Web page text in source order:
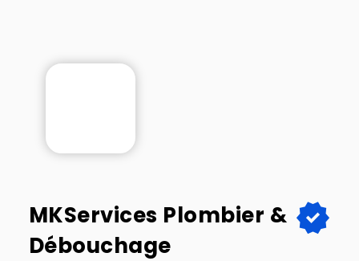
MKServices Plombier &
Débouchage
verified